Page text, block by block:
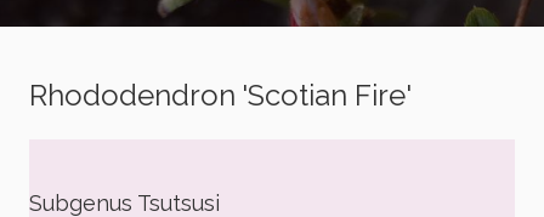
Rhododendron 'Scotian Fire'
Subgenus Tsutsusi